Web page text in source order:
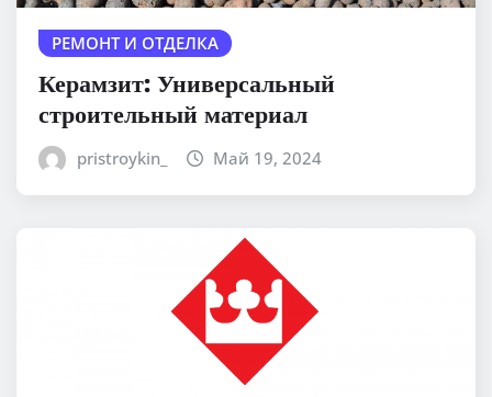
РЕМОНТ И ОТДЕЛКА
Керамзит: Универсальный
строительный материал
pristroykin_ Май 19, 2024